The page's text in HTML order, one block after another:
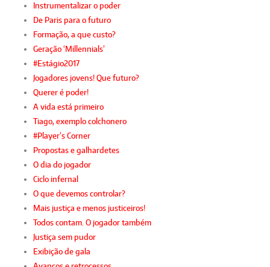
Instrumentalizar o poder
De Paris para o futuro
Formação, a que custo?
Geração ‘Millennials’
#Estágio2017
Jogadores jovens! Que futuro?
Querer é poder!
A vida está primeiro
Tiago, exemplo colchonero
#Player’s Corner
Propostas e galhardetes
O dia do jogador
Ciclo infernal
O que devemos controlar?
Mais justiça e menos justiceiros!
Todos contam. O jogador também
Justiça sem pudor
Exibição de gala